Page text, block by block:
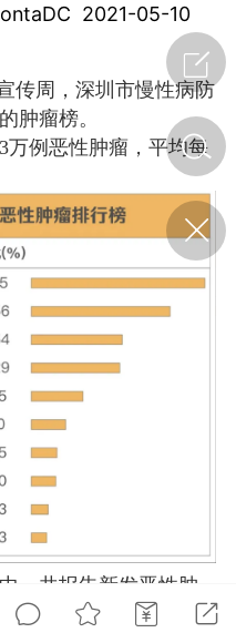
肺清瘟膏】
】？
） 2
通：内经视角
要义
2021-05-10
传周，深圳市慢性病防
肿瘤榜。
万例恶性肿瘤，平均每
，共报告新发恶性肿
增加了2079例。